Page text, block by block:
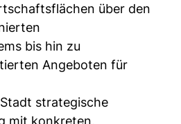
über den
bis hin zu
Angeboten für
strategische
mit konkreten,